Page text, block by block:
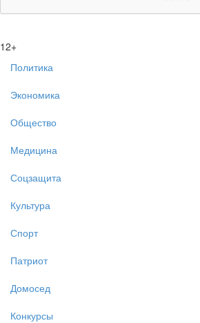
12+
Политика
Экономика
Общество
Медицина
Соцзащита
Культура
Спорт
Патриот
Домосед
Конкурсы